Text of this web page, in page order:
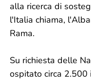
alla ricerca di
l'Italia chiama,
Rama.
Su richiesta delle
ospitato circa 2.500